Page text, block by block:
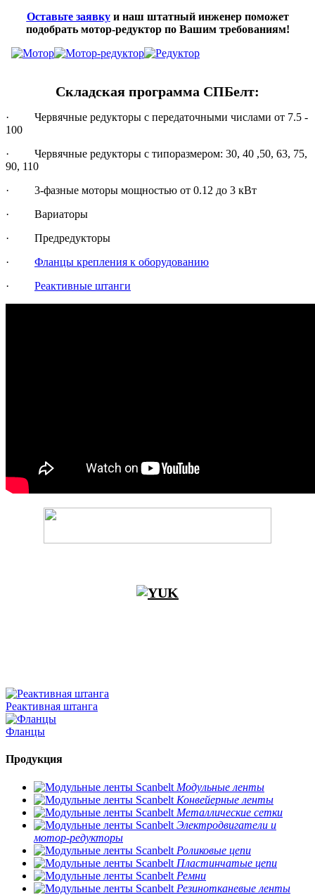
Оставьте заявкуи наш штатный инженер поможет
подобрать мотор-редуктор по Вашим требованиям!
Складская программа СПБелт:
· Червячные редукторы с передаточными числами от 7.5 -
100
· Червячные редукторы с типоразмером: 30, 40 ,50, 63, 75,
90, 110
· 3-фазные моторы мощностью от 0.12 до 3 кВт
· Вариаторы
· Предредукторы
· Фланцы крепления к оборудованию
· Реактивные штанги
Реактивная штанга
Фланцы
Продукция
Модульные ленты
Конвейерные ленты
Металлические сетки
Электродвигатели и
мотор-редукторы
Роликовые цепи
Пластинчатые цепи
Ремни
Резинотканевые ленты